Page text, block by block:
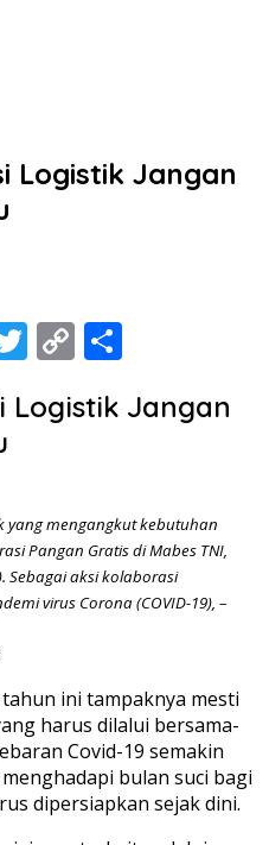
Logistik Jangan
Twitter
Copy
Logistik Jangan
yang mengangkut kebutuhan
Pangan Gratis di Mabes TNI,
Sebagai aksi kolaborasi
virus Corona (COVID-19), –
ini tampaknya mesti
harus dilalui bersama-
Covid-19 semakin
bulan suci bagi
dipersiapkan sejak dini.